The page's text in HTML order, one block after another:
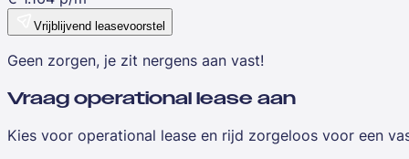
Vrijblijvend leasevoorstel
Geen zorgen, je zit nergens aan vast!
Vraag operational lease aan
Kies voor operational lease en rijd zorgeloos voor een